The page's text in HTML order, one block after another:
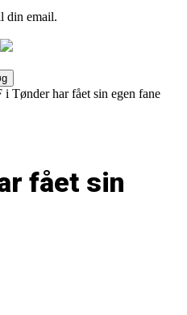
din email.
i Tønder har fået sin egen fane
fået sin